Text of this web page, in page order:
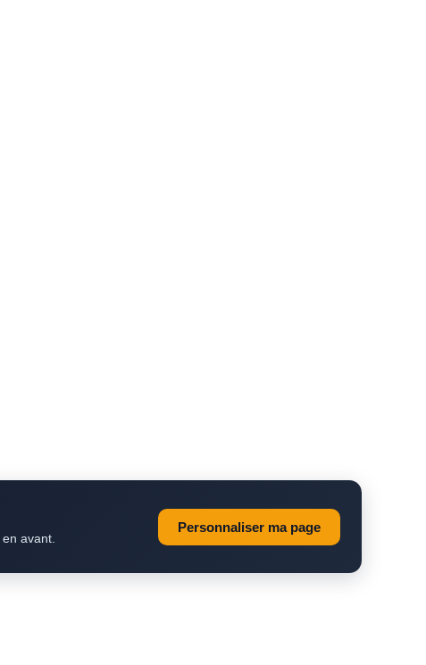
avant.
Personnaliser ma page